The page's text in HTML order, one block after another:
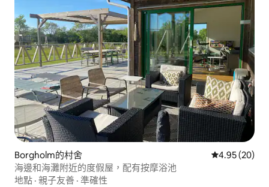
Borgholm的村舍 從 20 則評價
4.95 (20)
海邊和海灘附近的度假屋，配有按摩浴池
地點 · 親子友善 · 準確性